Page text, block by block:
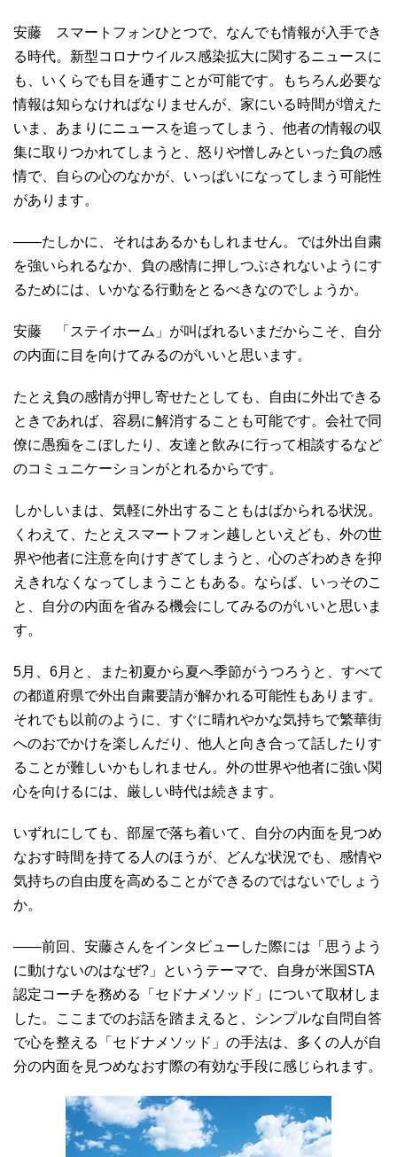
安藤 スマートフォンひとつで、なんでも情報が入手でき
る時代。新型コロナウイルス感染拡大に関するニュースに
も、いくらでも目を通すことが可能です。もちろん必要な
情報は知らなければなりませんが、家にいる時間が増えた
いま、あまりにニュースを追ってしまう、他者の情報の収
集に取りつかれてしまうと、怒りや憎しみといった負の感
情で、自らの心のなかが、いっぱいになってしまう可能性
があります。
――たしかに、それはあるかもしれません。では外出自粛
を強いられるなか、負の感情に押しつぶされないようにす
るためには、いかなる行動をとるべきなのでしょうか。
安藤 「ステイホーム」が叫ばれるいまだからこそ、自分
の内面に目を向けてみるのがいいと思います。
たとえ負の感情が押し寄せたとしても、自由に外出できる
ときであれば、容易に解消することも可能です。会社で同
僚に愚痴をこぼしたり、友達と飲みに行って相談するなど
のコミュニケーションがとれるからです。
しかしいまは、気軽に外出することもはばかられる状況。
くわえて、たとえスマートフォン越しといえども、外の世
界や他者に注意を向けすぎてしまうと、心のざわめきを抑
えきれなくなってしまうこともある。ならば、いっそのこ
と、自分の内面を省みる機会にしてみるのがいいと思いま
す。
5月、6月と、また初夏から夏へ季節がうつろうと、すべて
の都道府県で外出自粛要請が解かれる可能性もあります。
それでも以前のように、すぐに晴れやかな気持ちで繁華街
へのおでかけを楽しんだり、他人と向き合って話したりす
ることが難しいかもしれません。外の世界や他者に強い関
心を向けるには、厳しい時代は続きます。
いずれにしても、部屋で落ち着いて、自分の内面を見つめ
なおす時間を持てる人のほうが、どんな状況でも、感情や
気持ちの自由度を高めることができるのではないでしょう
か。
――前回、安藤さんをインタビューした際には「思うよう
に動けないのはなぜ?」というテーマで、自身が米国STA
認定コーチを務める「セドナメソッド」について取材しま
した。ここまでのお話を踏まえると、シンプルな自問自答
で心を整える「セドナメソッド」の手法は、多くの人が自
分の内面を見つめなおす際の有効な手段に感じられます。